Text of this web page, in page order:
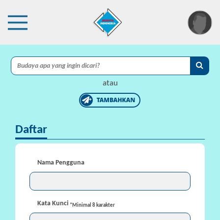
atau
×
I
P
r
t
k
s
i
Daftar
Nama Pengguna
Kata Kunci *Minimal 8 karakter